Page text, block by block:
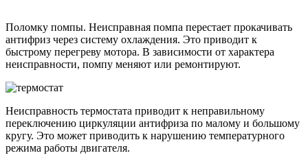
Поломку помпы. Неисправная помпа перестает прокачивать
антифриз через систему охлаждения. Это приводит к
быстрому перегреву мотора. В зависимости от характера
неисправности, помпу меняют или ремонтируют.
Неисправность термостата приводит к неправильному
переключению циркуляции антифриза по малому и большому
кругу. Это может приводить к нарушению температурного
режима работы двигателя.